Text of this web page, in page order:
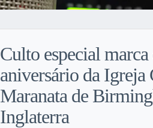
Culto especial marca
aniversário da Igreja
Maranata de
Inglaterra